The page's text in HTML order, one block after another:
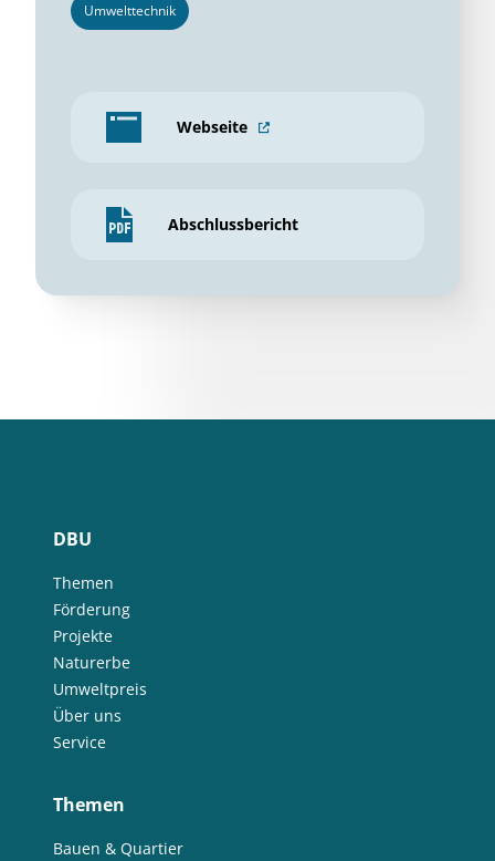
Umwelttechnik
Webseite
Abschlussbericht
DBU
Themen
Förderung
Projekte
Naturerbe
Umweltpreis
Über uns
Service
Themen
Bauen & Quartier